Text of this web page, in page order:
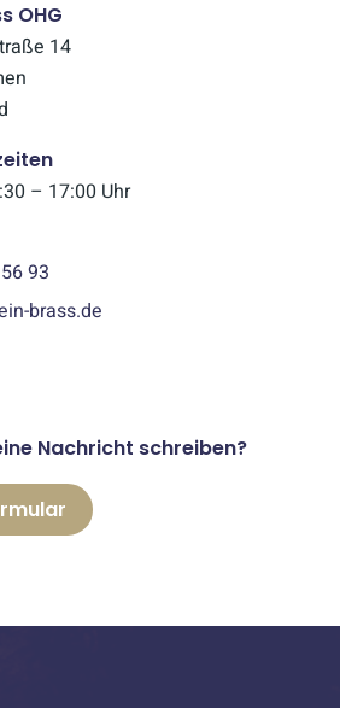
OHG
14
– 17:00 Uhr
93
brass.de
Nachricht schreiben?